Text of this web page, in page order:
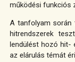
működési funkciós
A tanfolyam során
hitrendszerek
lendülést hozó hit-
az elárulás témát